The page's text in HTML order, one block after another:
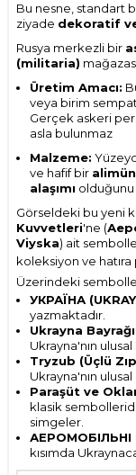
Bu nesne, standart
ziyade dekoratif
Rusya merkezli bir
(militaria)
Üretim Amacı:
veya birim
Gerçek askeri
asla bulunmaz
Malzeme:
ve hafif bir
alaşımı
Görseldeki bu yeni
Kuvvetleri'ne (
Viyska) ait
koleksiyon ve hatıra
Üzerindeki
УКРАЇНА
yazmaktadır.
Ukrayna
Ukrayna'nın
Tryzub (Üçlü
Ukrayna'nın
Paraşüt ve
klasik
simgeler.
АЕРОМОБІЛЬНІ
kısımda